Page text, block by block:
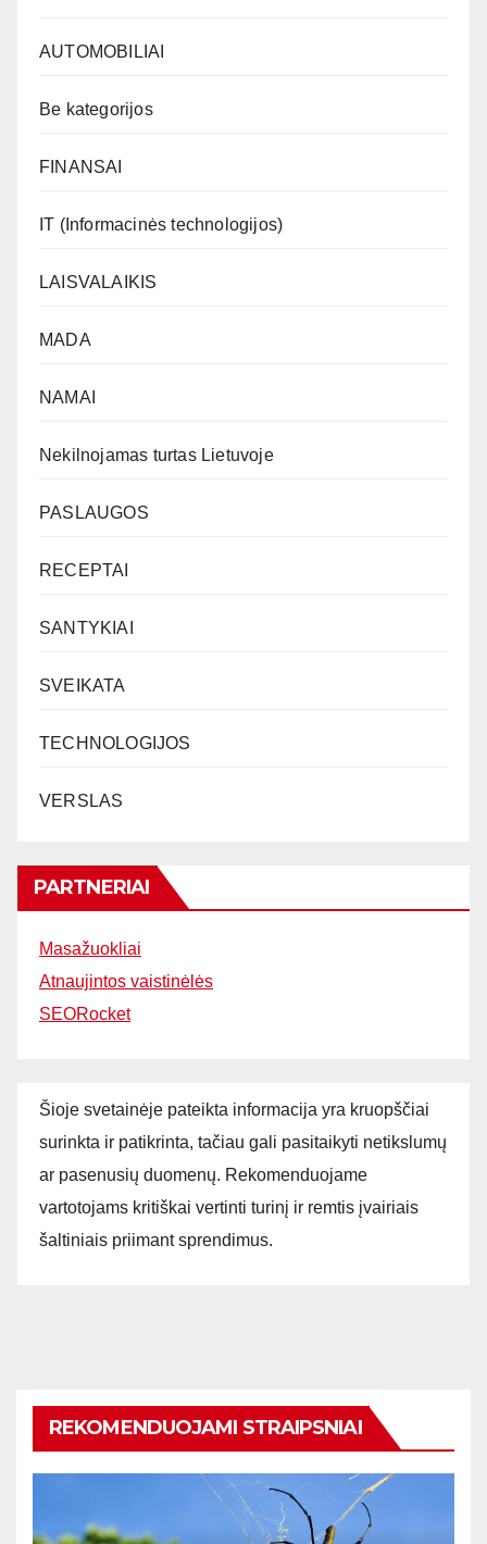
AUTOMOBILIAI
Be kategorijos
FINANSAI
IT (Informacinės technologijos)
LAISVALAIKIS
MADA
NAMAI
Nekilnojamas turtas Lietuvoje
PASLAUGOS
RECEPTAI
SANTYKIAI
SVEIKATA
TECHNOLOGIJOS
VERSLAS
PARTNERIAI
Masažuokliai
Atnaujintos vaistinėlės
SEORocket
Šioje svetainėje pateikta informacija yra kruopščiai
surinkta ir patikrinta, tačiau gali pasitaikyti netikslumų
ar pasenusių duomenų. Rekomenduojame
vartotojams kritiškai vertinti turinį ir remtis įvairiais
šaltiniais priimant sprendimus.
REKOMENDUOJAMI STRAIPSNIAI